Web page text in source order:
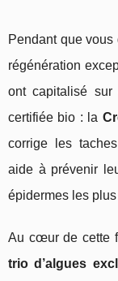
Pendant que
régénération
ont capitalisé sur
certifiée bio : la
corrige les
aide à prévenir
épidermes les
Au cœur de cette
trio d’algues